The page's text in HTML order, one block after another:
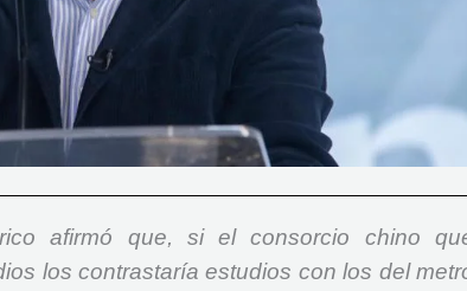
afirmó que, si el consorcio chino
los contrastaría estudios con los del